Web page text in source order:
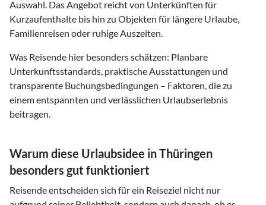
Auswahl. Das Angebot reicht von Unterkünften für
Kurzaufenthalte bis hin zu Objekten für längere Urlaube,
Familienreisen oder ruhige Auszeiten.
Was Reisende hier besonders schätzen: Planbare
Unterkunftsstandards, praktische Ausstattungen und
transparente Buchungsbedingungen – Faktoren, die zu
einem entspannten und verlässlichen Urlaubserlebnis
beitragen.
Warum diese Urlaubsidee in Thüringen
besonders gut funktioniert
Reisende entscheiden sich für ein Reiseziel nicht nur